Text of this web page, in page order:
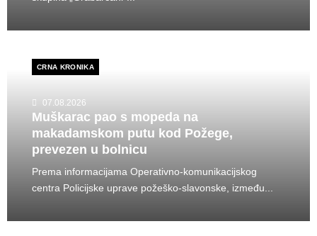
CRNA KRONIKA
07.08.2026
Muškarac pao s mopeda na
makadamskom putu kod Požege,
prevezen u bolnicu
Prema informacijama Operativno-komunikacijskog
centra Policijske uprave požeško-slavonske, između...